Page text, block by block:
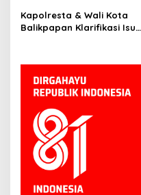
Jadi Korban
Kapolresta & Wali Kota
Balikpapan Klarifikasi Isu